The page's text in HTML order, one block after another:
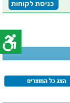
כניסת לקוחות